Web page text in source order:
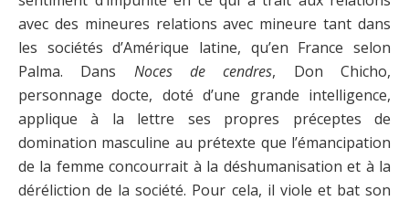
avec des mineures relations avec mineure tant dans
les sociétés d’Amérique latine, qu’en France selon
Palma. Dans Noces de cendres, Don Chicho,
personnage docte, doté d’une grande intelligence,
applique à la lettre ses propres préceptes de
domination masculine au prétexte que l’émancipation
de la femme concourrait à la déshumanisation et à la
déréliction de la société. Pour cela, il viole et bat son